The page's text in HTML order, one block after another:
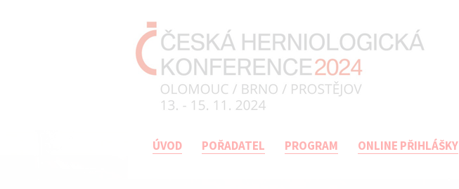
ÚVOD POŘADATEL PROGRAM ONLINE PŘIHLÁŠKY